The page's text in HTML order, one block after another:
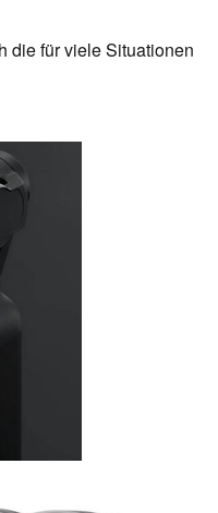
die für viele Situationen